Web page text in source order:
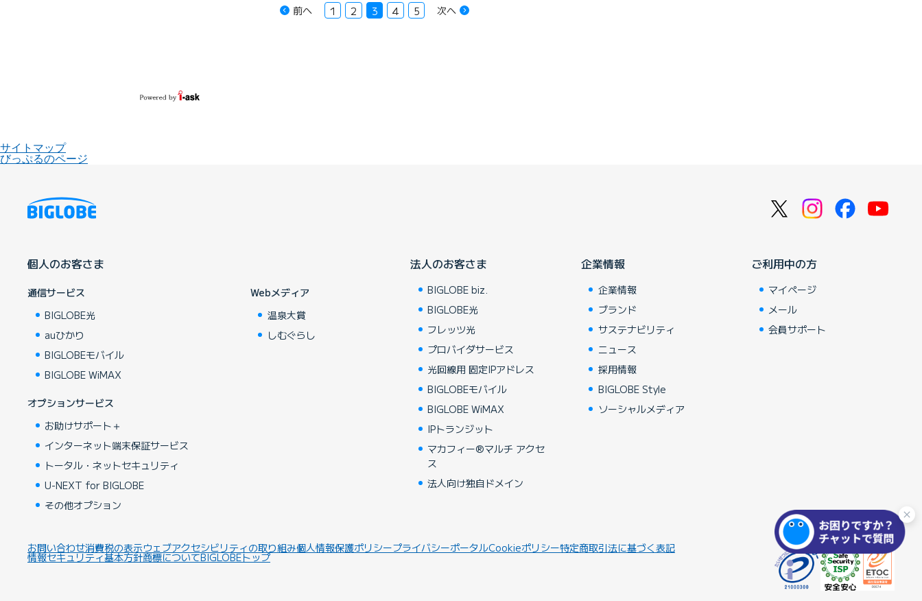
前へ 1 2 3 4 5 次へ
サイトマップ
びっぷるのページ
個人のお客さま
通信サービス
BIGLOBE光
auひかり
BIGLOBEモバイル
BIGLOBE WiMAX
オプションサービス
お助けサポート＋
インターネット端末保証サービス
トータル・ネットセキュリティ
U-NEXT for BIGLOBE
その他オプション
Webメディア
温泉大賞
しむぐらし
法人のお客さま
BIGLOBE biz.
BIGLOBE光
フレッツ光
プロバイダサービス
光回線用 固定IPアドレス
BIGLOBEモバイル
BIGLOBE WiMAX
IPトランジット
マカフィー®マルチ アクセ
ス
法人向け独自ドメイン
企業情報
企業情報
ブランド
サステナビリティ
ニュース
採用情報
BIGLOBE Style
ソーシャルメディア
ご利用中の方
マイページ
メール
会員サポート
お問い合わせ消費税の表示ウェブアクセシビリティの取り組み個人情報保護ポリシープライバシーポータルCookieポリシー特定商取引法に基づく表記
情報セキュリティ基本方針商標についてBIGLOBEトップ